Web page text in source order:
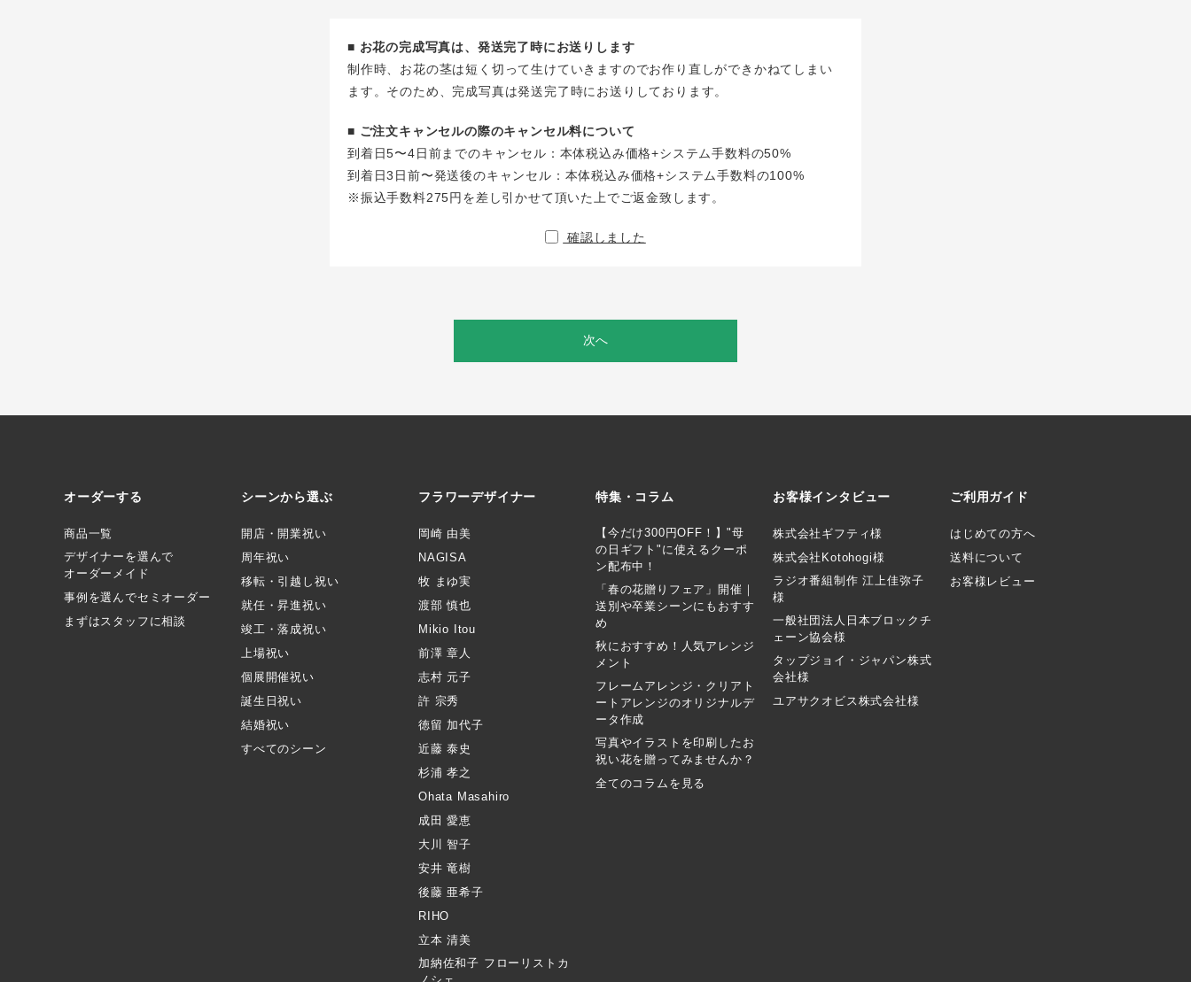
■ お花の完成写真は、発送完了時にお送りします
制作時、お花の茎は短く切って生けていきますのでお作り直しができかねてしまい
ます。そのため、完成写真は発送完了時にお送りしております。
■ ご注文キャンセルの際のキャンセル料について
到着日5〜4日前までのキャンセル：本体税込み価格+システム手数料の50%
到着日3日前〜発送後のキャンセル：本体税込み価格+システム手数料の100%
※振込手数料275円を差し引かせて頂いた上でご返金致します。
確認しました
次へ
オーダーする
商品一覧
デザイナーを選んで
オーダーメイド
事例を選んでセミオーダー
まずはスタッフに相談
シーンから選ぶ
開店・開業祝い
周年祝い
移転・引越し祝い
就任・昇進祝い
竣工・落成祝い
上場祝い
個展開催祝い
誕生日祝い
結婚祝い
すべてのシーン
フラワーデザイナー
岡崎 由美
NAGISA
牧 まゆ実
渡部 慎也
Mikio Itou
前澤 章人
志村 元子
許 宗秀
徳留 加代子
近藤 泰史
杉浦 孝之
Ohata Masahiro
成田 愛恵
大川 智子
安井 竜樹
後藤 亜希子
RIHO
立本 清美
加納佐和子 フローリストカ
特集・コラム
【今だけ300円OFF！】"母
の日ギフト"に使えるクーポ
ン配布中！
「春の花贈りフェア」開催｜
送別や卒業シーンにもおすす
め
秋におすすめ！人気アレンジ
メント
フレームアレンジ・クリアト
ートアレンジのオリジナルデ
ータ作成
写真やイラストを印刷したお
祝い花を贈ってみませんか？
全てのコラムを見る
お客様インタビュー
株式会社ギフティ様
株式会社Kotohogi様
ラジオ番組制作 江上佳弥子
様
一般社団法人日本ブロックチ
ェーン協会様
タップジョイ・ジャパン株式
会社様
ユアサクオビス株式会社様
ご利用ガイド
はじめての方へ
送料について
お客様レビュー